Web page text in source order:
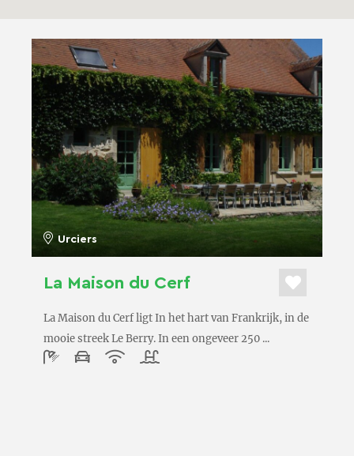
Urciers
La Maison du Cerf
La Maison du Cerf ligt In het hart van Frankrijk, in de
mooie streek Le Berry. In een ongeveer 250 ...